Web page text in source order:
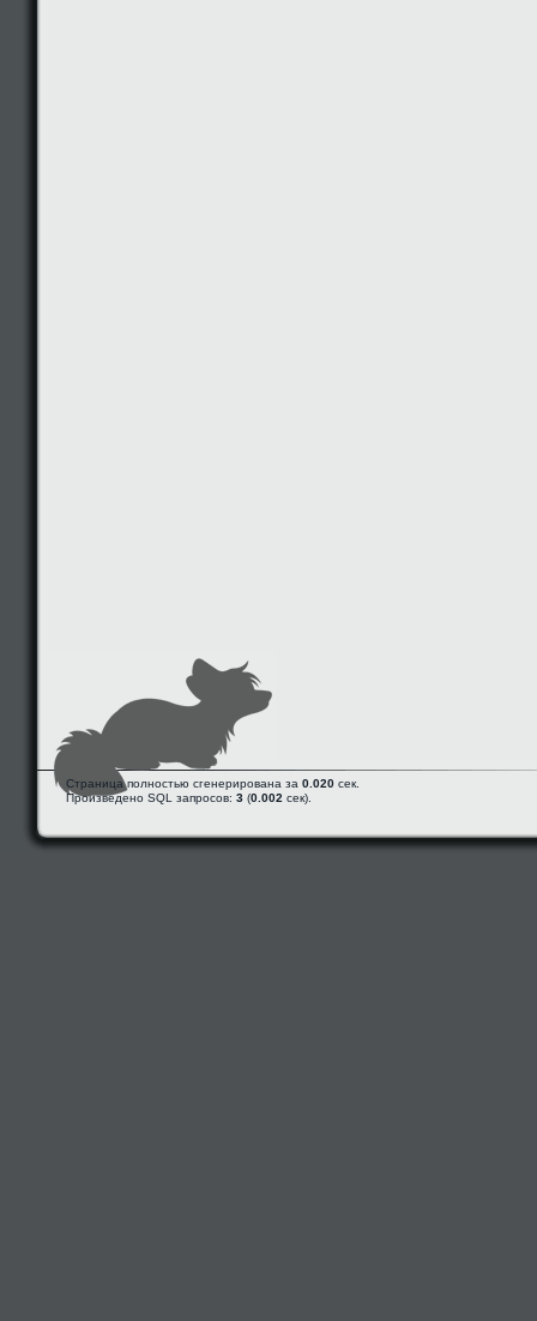
Страница полностью сгенерирована за 0.020 сек.
Произведено SQL запросов: 3 (0.002 сек).